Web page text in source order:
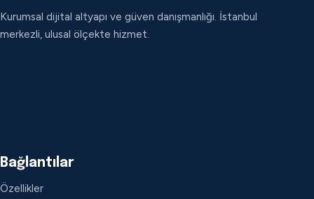
Kurumsal dijital altyapı ve güven danışmanlığı. İstanbul
merkezli, ulusal ölçekte hizmet.
Bağlantılar
Özellikler